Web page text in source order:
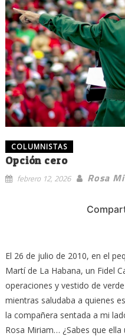
COLUMNISTAS
Opción cero
febrero 12, 2026 Rosa
El 26 de julio de 2010, en el
Martí de La Habana, un Fidel
operaciones y vestido de
mientras saludaba a quienes
la compañera sentada a mi
Rosa Miriam… ¿Sabes que